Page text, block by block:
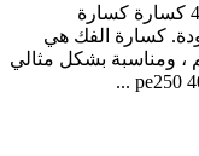
كسارة فكية 250 400 pe من الصين. 250 400 كسارة كسارة
كسارة الفك هي
، ومناسبة بشكل مثالي